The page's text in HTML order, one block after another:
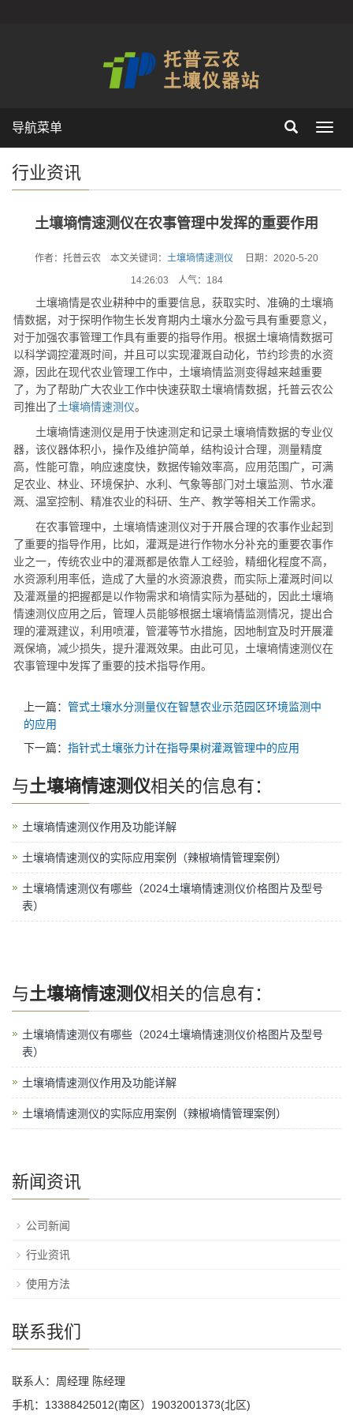
导航菜单
行业资讯
土壤墒情速测仪在农事管理中发挥的重要作用
作者：托普云农 本文关键词： 土壤墒情速测仪
日期：2020-5-20
14:26:03 人气：
184
土壤墒情是农业耕种中的重要信息，获取实时、准确的土壤墒
情数据，对于探明作物生长发育期内土壤水分盈亏具有重要意义，
对于加强农事管理工作具有重要的指导作用。根据土壤墒情数据可
以科学调控灌溉时间，并且可以实现灌溉自动化，节约珍贵的水资
源，因此在现代农业管理工作中，土壤墒情监测变得越来越重要
了，为了帮助广大农业工作中快速获取土壤墒情数据，托普云农公
司推出了土壤墒情速测仪。
土壤墒情速测仪是用于快速测定和记录土壤墒情数据的专业仪
器，该仪器体积小，操作及维护简单，结构设计合理，测量精度
高，性能可靠，响应速度快，数据传输效率高，应用范围广，可满
足农业、林业、环境保护、水利、气象等部门对土壤监测、节水灌
溉、温室控制、精准农业的科研、生产、教学等相关工作需求。
在农事管理中，土壤墒情速测仪对于开展合理的农事作业起到
了重要的指导作用，比如，灌溉是进行作物水分补充的重要农事作
业之一，传统农业中的灌溉都是依靠人工经验，精细化程度不高，
水资源利用率低，造成了大量的水资源浪费，而实际上灌溉时间以
及灌溉量的把握都是以作物需求和墒情实际为基础的，因此土壤墒
情速测仪应用之后，管理人员能够根据土壤墒情监测情况，提出合
理的灌溉建议，利用喷灌，管灌等节水措施，因地制宜及时开展灌
溉保墒，减少损失，提升灌溉效果。由此可见，土壤墒情速测仪在
农事管理中发挥了重要的技术指导作用。
上一篇： 管式土壤水分测量仪在智慧农业示范园区环境监测中
的应用
下一篇： 指针式土壤张力计在指导果树灌溉管理中的应用
与土壤墒情速测仪相关的信息有：
土壤墒情速测仪作用及功能详解
土壤墒情速测仪的实际应用案例（辣椒墒情管理案例）
土壤墒情速测仪有哪些（2024土壤墒情速测仪价格图片及型号
表）
与土壤墒情速测仪相关的信息有：
土壤墒情速测仪有哪些（2024土壤墒情速测仪价格图片及型号
表）
土壤墒情速测仪作用及功能详解
土壤墒情速测仪的实际应用案例（辣椒墒情管理案例）
新闻资讯
公司新闻
行业资讯
使用方法
联系我们
联系人：周经理 陈经理
手机：13388425012(南区）19032001373(北区)